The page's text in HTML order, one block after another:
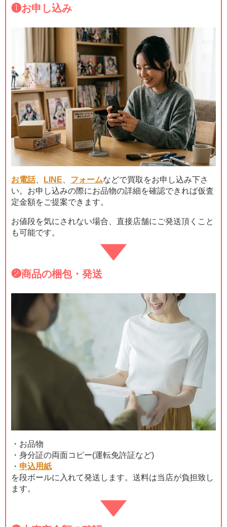
❶お申し込み
お電話、 LINE フォームなどで買取をお申し込み下さ
い。お申し込みの際にお品物の詳細を確認できれば仮査
定金額をご提案できます。
お値段を気にされない場合、直接店舗にご発送頂くこと
も可能です。
❷商品の梱包・発送
・お品物
・身分証の両面コピー(運転免許証など)
・ 申込用紙
を段ボールに入れて発送します。送料は当店が負担致し
ます。